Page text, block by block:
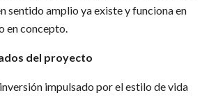
sentido amplio ya existe y funciona en
en concepto.
del proyecto
impulsado por el estilo de vida